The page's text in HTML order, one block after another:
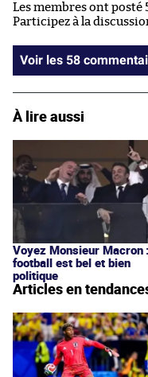
Les membres ont posté
Participez à la
Voir les 58
À lire aussi
Voyez Monsieur Macron
football est bel et bien
politique
Articles en